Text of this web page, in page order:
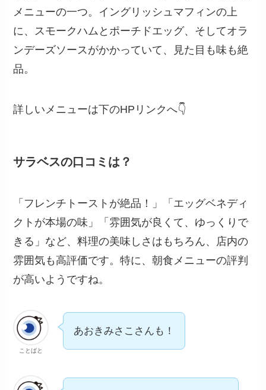
メニューの一つ。イングリッシュマフィンの上
に、スモークハムとポーチドエッグ、そしてオラ
ンデーズソースがかかっていて、見た目も味も絶
品。
詳しいメニューは下のHPリンクへ👇
サラベスの口コミは？
「フレンチトーストが絶品！」「エッグベネディ
クトが本場の味」「雰囲気が良くて、ゆっくりで
きる」など、料理の美味しさはもちろん、店内の
雰囲気も高評価です。特に、朝食メニューの評判
が高いようですね。
ことばと
あおきみさこさんも！